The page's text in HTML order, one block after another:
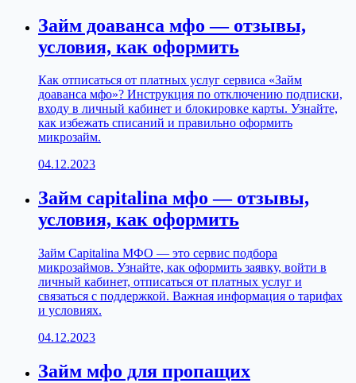
Займ доаванса мфо — отзывы,
условия, как оформить
Как отписаться от платных услуг сервиса «Займ
доаванса мфо»? Инструкция по отключению подписки,
входу в личный кабинет и блокировке карты. Узнайте,
как избежать списаний и правильно оформить
микрозайм.
04.12.2023
Займ capitalina мфо — отзывы,
условия, как оформить
Займ Capitalina МФО — это сервис подбора
микрозаймов. Узнайте, как оформить заявку, войти в
личный кабинет, отписаться от платных услуг и
связаться с поддержкой. Важная информация о тарифах
и условиях.
04.12.2023
Займ мфо для пропащих